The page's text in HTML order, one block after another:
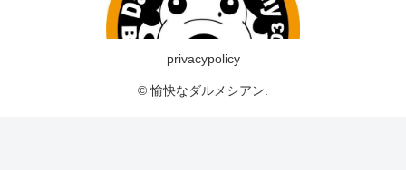
privacypolicy
© 愉快なダルメシアン.